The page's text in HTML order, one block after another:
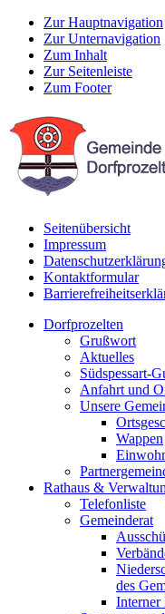
Zur Hauptnavigation
Zur Unternavigation
Zum Inhalt
Zur Seitenleiste
Zum Footer
Seitenübersicht
Impressum
Kontaktformular
Dorfprozelten
Grußwort
Aktuelles
Südspessart-
Anfahrt und
Unsere
Wappen
Rathaus &
Telefonliste
Gemeinderat
des
Interner